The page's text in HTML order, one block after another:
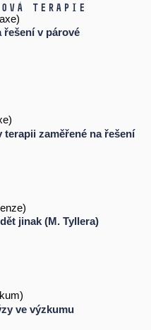
terapie
řešení v párové
zaměřené na řešení
jinak (M. Tyllera)
ve výzkumu